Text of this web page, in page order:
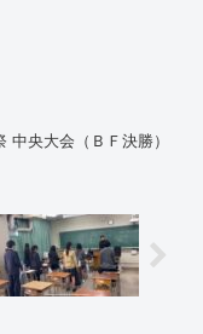
央大会（ＢＦ決勝）